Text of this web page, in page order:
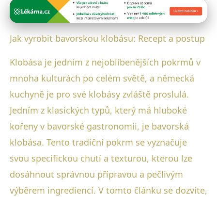
Bavorské masové speciality
Domácí Bavorská Klobása:
22. 1. 2026 · 4 min čtení · Autor: Luboš Steiner
Jak vyrobit bavorskou klobásu: Recept a postup
Klobása je jedním z nejoblíbenějších pokrmů v
mnoha kulturách po celém světě, a německá
kuchyně je pro své klobásy zvláště proslulá.
Jedním z klasických typů, který má hluboké
kořeny v bavorské gastronomii, je bavorská
klobása. Tento tradiční pokrm se vyznačuje
svou specifickou chutí a texturou, kterou lze
dosáhnout správnou přípravou a pečlivým
výběrem ingrediencí. V tomto článku se dozvíte,